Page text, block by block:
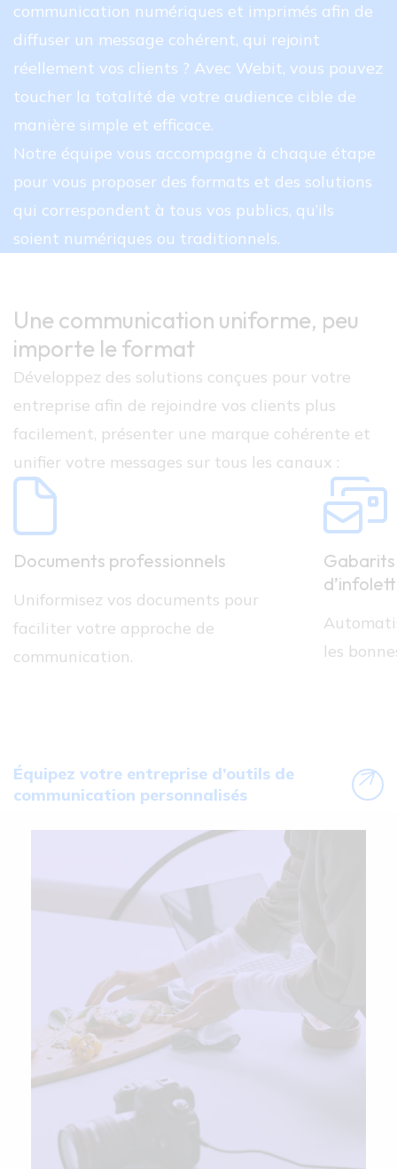
communication numériques et imprimés afin de
diffuser un message cohérent, qui rejoint
réellement vos clients ? Avec Webit, vous pouvez
toucher la totalité de votre audience cible de
manière simple et efficace.
Notre équipe vous accompagne à chaque étape
pour vous proposer des formats et des solutions
qui correspondent à tous vos publics, qu’ils
soient numériques ou traditionnels.
Une communication uniforme, peu
importe le format
Développez des solutions conçues pour votre
entreprise afin de rejoindre vos clients plus
facilement, présenter une marque cohérente et
unifier votre messages sur tous les canaux :
Documents professionnels
Uniformisez vos documents pour
faciliter votre approche de
communication.
les
Équipez votre entreprise d’outils de
communication personnalisés